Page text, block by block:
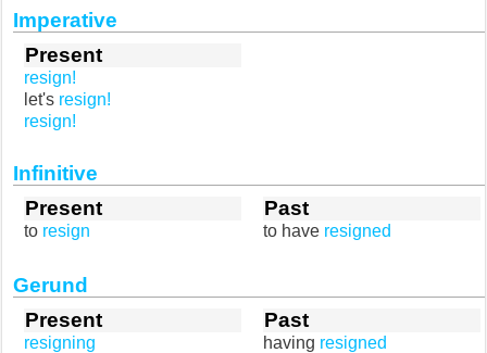
Imperative
Present
resign!
let's resign!
resign!
Infinitive
Present
to resign
Past
to have resigned
Gerund
Present
resigning
Past
having resigned